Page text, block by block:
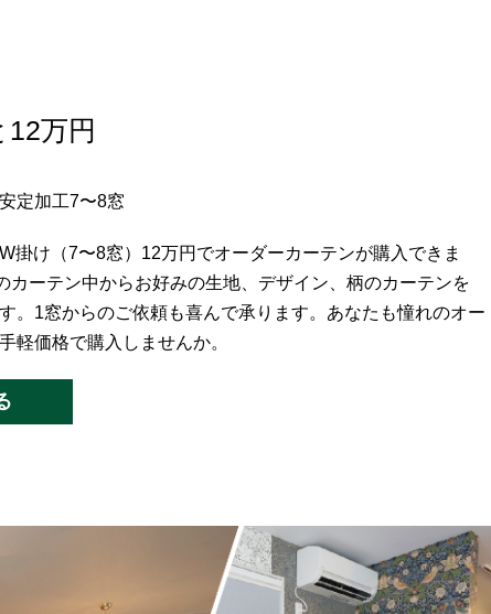
万円
定加工7〜8窓
掛け（7〜8窓）12万円でオーダーカーテンが購入できま
カーテン中からお好みの生地、デザイン、柄のカーテンを
。1窓からのご依頼も喜んで承ります。あなたも憧れのオー
軽価格で購入しませんか。